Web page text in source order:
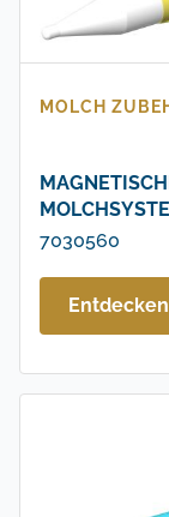
MOLCH
7030560